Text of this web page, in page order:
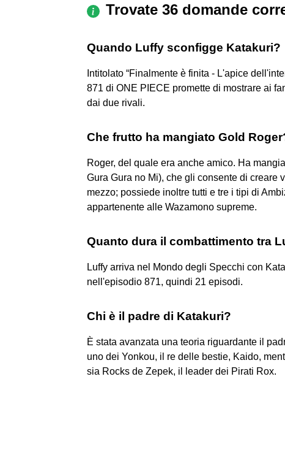
Trovate 36 domande
Quando Luffy sconfigge Katakuri?
Intitolato “Finalmente è finita - L'apice
871 di ONE PIECE promette di mostrare ai
dai due rivali.
Che frutto ha mangiato Gold
Roger, del quale era anche amico. Ha
Gura Gura no Mi), che gli consente di
mezzo; possiede inoltre tutti e tre i tipi di
appartenente alle Wazamono supreme.
Quanto dura il combattimento tra
Luffy arriva nel Mondo degli Specchi con
nell'episodio 871, quindi 21 episodi.
Chi è il padre di Katakuri?
È stata avanzata una teoria riguardante il
uno dei Yonkou, il re delle bestie, Kaido,
sia Rocks de Zepek, il leader dei Pirati Rox.